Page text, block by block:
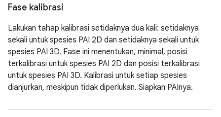
Fase kalibrasi
Lakukan tahap kalibrasi setidaknya dua kali: setidaknya
sekali untuk spesies PAI 2D dan setidaknya sekali untuk
spesies PAI 3D. Fase ini menentukan, minimal, posisi
terkalibrasi untuk spesies PAI 2D dan posisi terkalibrasi
untuk spesies PAI 3D. Kalibrasi untuk setiap spesies
dianjurkan, meskipun tidak diperlukan. Siapkan PAInya.